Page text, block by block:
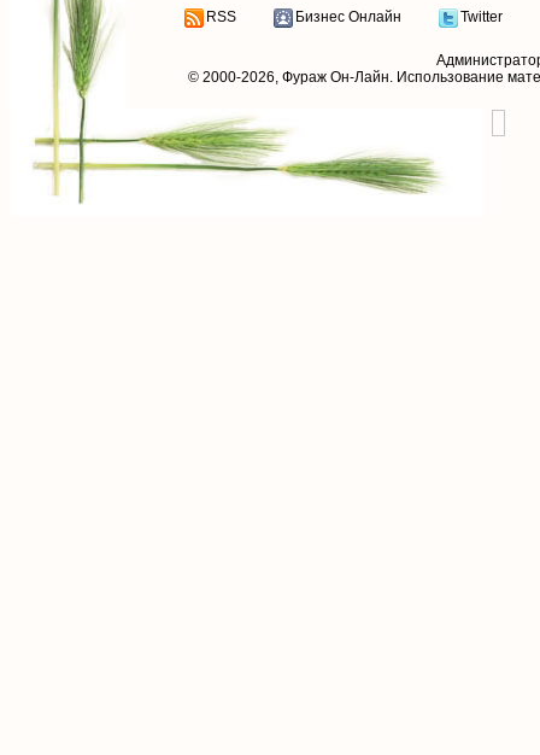
RSS Бизнес Онлайн Twitter
© 2000-2026, Фураж Он-Лайн. Использование